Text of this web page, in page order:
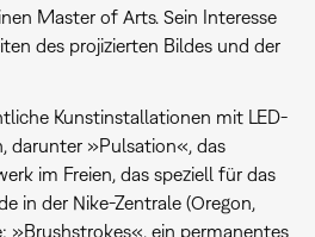
Master of Arts. Sein Interesse
des projizierten Bildes und der
Kunstinstallationen mit LED-
darunter »Pulsation«, das
im Freien, das speziell für das
in der Nike-Zentrale (Oregon,
»Brushstrokes«, ein permanentes